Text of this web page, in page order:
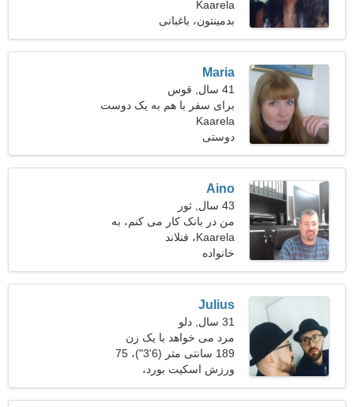
Kaarela
بدمینتون، باغبانی
Maria
41 سال, قوس
برای سفر با هم به یک دوست
خوب نیاز دارم
Kaarela
دوستی
Aino
43 سال, ثور
من در بانک کار می کنم، به
یک زن کامل نیاز دارم
Kaarela، فنلاند
خانواده
Julius
31 سال, دلو
مرد می خواهد با یک زن
ملاقات کند 21-28
189 سانتی متر (6'3")، 75
کیلوگرم (165 پوند)
ورزش اسکیت بورد،
کارآفرینی